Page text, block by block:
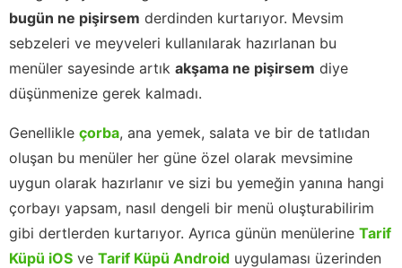
bugün ne pişirsem derdinden kurtarıyor. Mevsim
sebzeleri ve meyveleri kullanılarak hazırlanan bu
menüler sayesinde artık akşama ne pişirsem diye
düşünmenize gerek kalmadı.
Genellikle çorba, ana yemek, salata ve bir de tatlıdan
oluşan bu menüler her güne özel olarak mevsimine
uygun olarak hazırlanır ve sizi bu yemeğin yanına hangi
çorbayı yapsam, nasıl dengeli bir menü oluşturabilirim
gibi dertlerden kurtarıyor. Ayrıca günün menülerine Tarif
Küpü iOS ve Tarif Küpü Android uygulaması üzerinden